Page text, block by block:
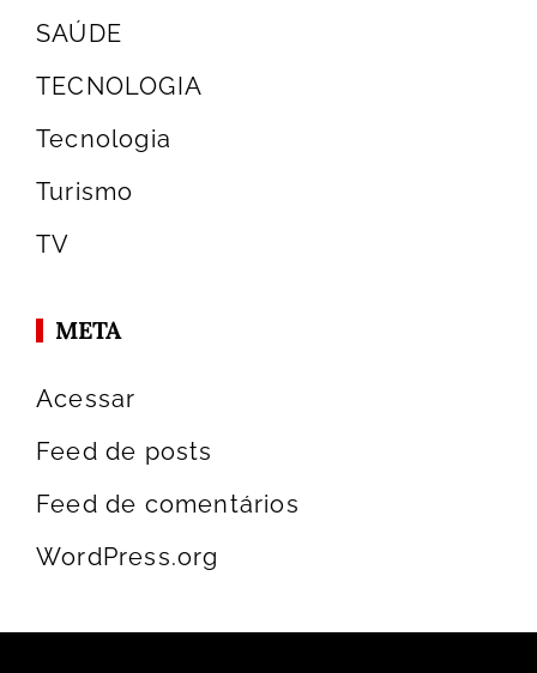
SAÚDE
TECNOLOGIA
Tecnologia
Turismo
TV
META
Acessar
Feed de posts
Feed de comentários
WordPress.org